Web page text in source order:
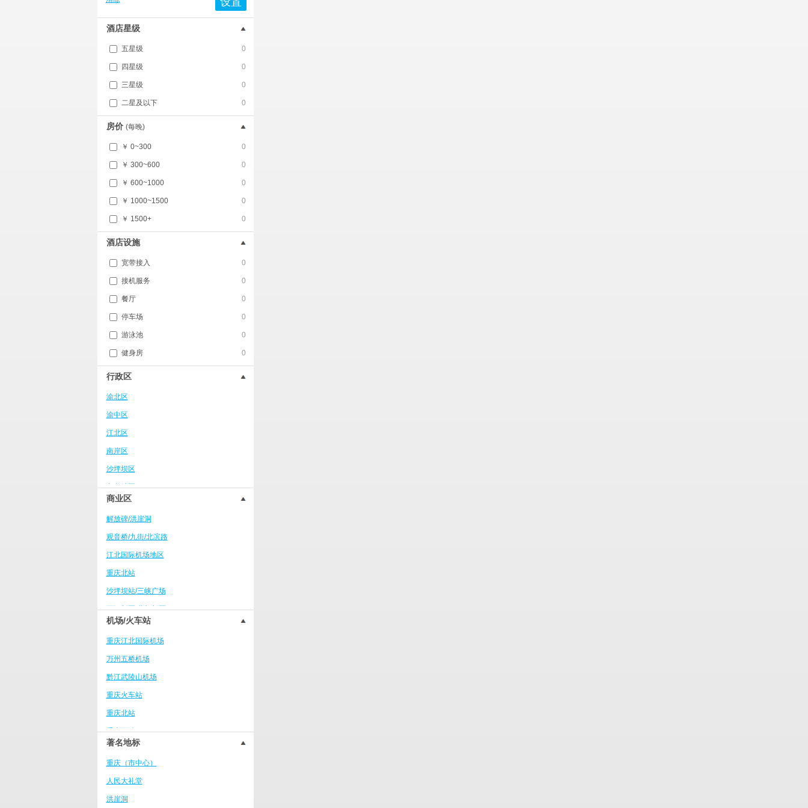
酒店星级
五星级 0
四星级 0
三星级 0
二星及以下 0
房价 (每晚)
￥ 0~300 0
￥ 300~600 0
￥ 600~1000 0
￥ 1000~1500 0
￥ 1500+ 0
酒店设施
宽带接入 0
接机服务 0
餐厅 0
停车场 0
游泳池 0
健身房 0
行政区
渝北区
渝中区
江北区
南岸区
沙坪坝区
九龙坡区
武隆区
万州区
綦江区
永川区
北碚区
江津区
璧山区
垫江
铜梁区
酉阳
商业区
解放碑/洪崖洞
观音桥/九街/北滨路
江北国际机场地区
重庆北站
沙坪坝站/三峡广场
两江新区/北部新区
南坪商业中心区
大学城
冉家坝/龙溪
重庆火车西站/巴国城
大坪/时代天街
万州万达广场
机场/火车站
重庆江北国际机场
万州五桥机场
黔江武陵山机场
重庆火车站
重庆北站
重庆西站
沙坪坝火车站
著名地标
重庆（市中心）
人民大礼堂
洪崖洞